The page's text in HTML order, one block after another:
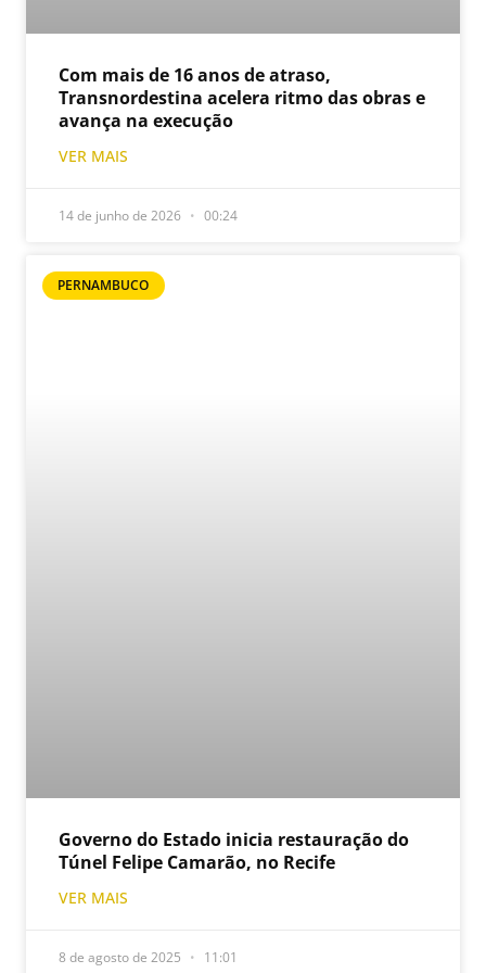
Com mais de 16 anos de atraso,
Transnordestina acelera ritmo das obras e
avança na execução
VER MAIS
14 de junho de 2026 00:24
PERNAMBUCO
Governo do Estado inicia restauração do
Túnel Felipe Camarão, no Recife
VER MAIS
8 de agosto de 2025 11:01